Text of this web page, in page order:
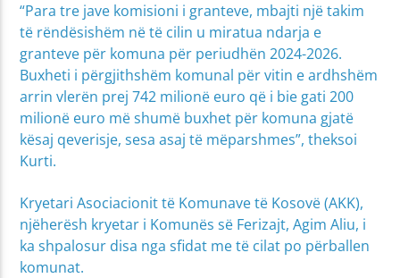
“Para tre jave komisioni i granteve, mbajti një takim
të rëndësishëm në të cilin u miratua ndarja e
granteve për komuna për periudhën 2024-2026.
Buxheti i përgjithshëm komunal për vitin e ardhshëm
arrin vlerën prej 742 milionë euro që i bie gati 200
milionë euro më shumë buxhet për komuna gjatë
kësaj qeverisje, sesa asaj të mëparshmes”, theksoi
Kurti.
Kryetari Asociacionit të Komunave të Kosovë (AKK),
njëherësh kryetar i Komunës së Ferizajt, Agim Aliu, i
ka shpalosur disa nga sfidat me të cilat po përballen
komunat.